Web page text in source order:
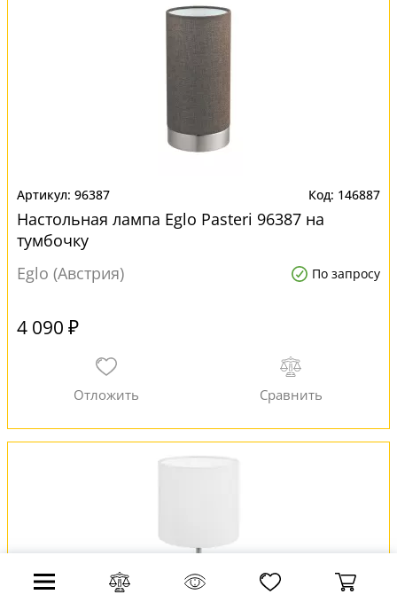
96387 146887
Настольная лампа Eglo Pasteri 96387 на
тумбочку
Eglo (Австрия)
По запросу
4 090 ₽